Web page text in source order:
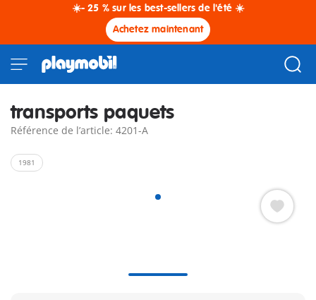
☀️- 25 % sur les best-sellers de l'été ☀️
Achetez maintenant
transports paquets
Référence de l’article: 4201-A
1981